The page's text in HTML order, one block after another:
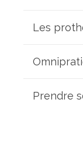
Les
Prendre